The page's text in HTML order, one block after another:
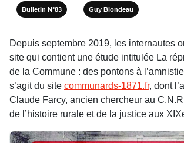
Bulletin N°83 Guy Blondeau
Depuis septembre 2019, les internautes
site qui contient une étude intitulée La
de la Commune : des pontons à l’amnistie
s’agit du site communards-1871.fr, dont
Claude Farcy, ancien chercheur au
de l’histoire rurale et de la justice aux